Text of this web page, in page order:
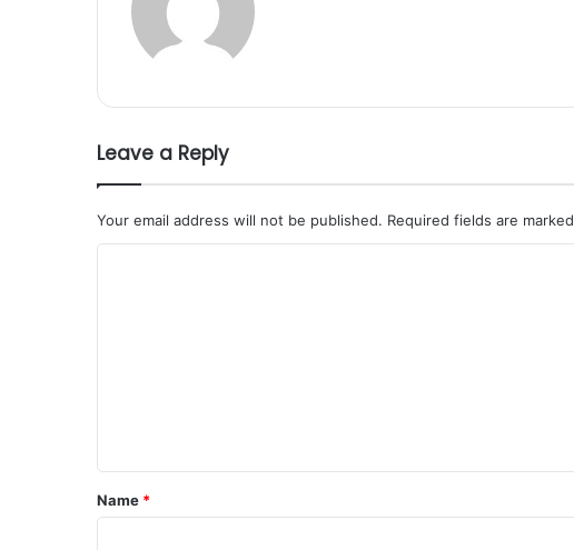
Leave a Reply
Your email address will not be published. Required fields are marked
*
Name *